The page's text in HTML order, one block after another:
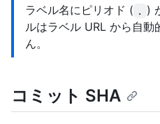
ラベル名にピリオド ( .
)
ルはラベル URL から自
ん。
コミット SHA